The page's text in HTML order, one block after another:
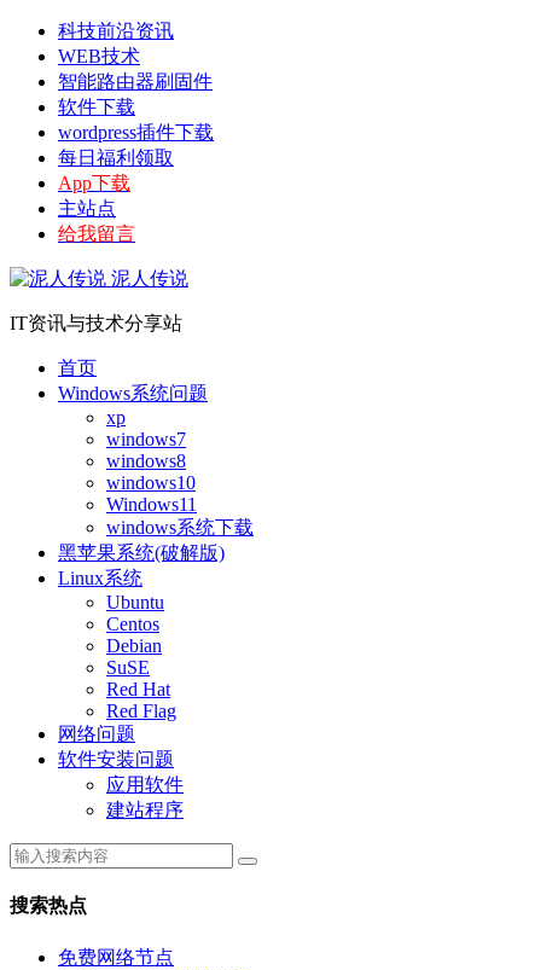
科技前沿资讯
WEB技术
智能路由器刷固件
软件下载
wordpress插件下载
每日福利领取
App下载
主站点
给我留言
泥人传说
IT资讯与技术分享站
首页
Windows系统问题
xp
windows7
windows8
windows10
Windows11
windows系统下载
黑苹果系统(破解版)
Linux系统
Ubuntu
Centos
Debian
SuSE
Red Hat
Red Flag
网络问题
软件安装问题
应用软件
建站程序
搜索热点
免费网络节点